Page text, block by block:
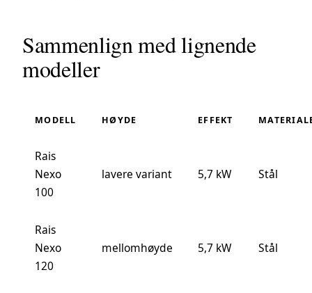
Sammenlign med lignende
modeller
MODELL HØYDE EFFEKT
Rais
Nexo
100
lavere variant 5,7 kW Stål
Rais
Nexo
120
mellomhøyde 5,7 kW Stål